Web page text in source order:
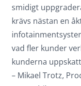
smidigt
krävs nästan en
vad fler kunder
kunderna
– Mikael Trotz,